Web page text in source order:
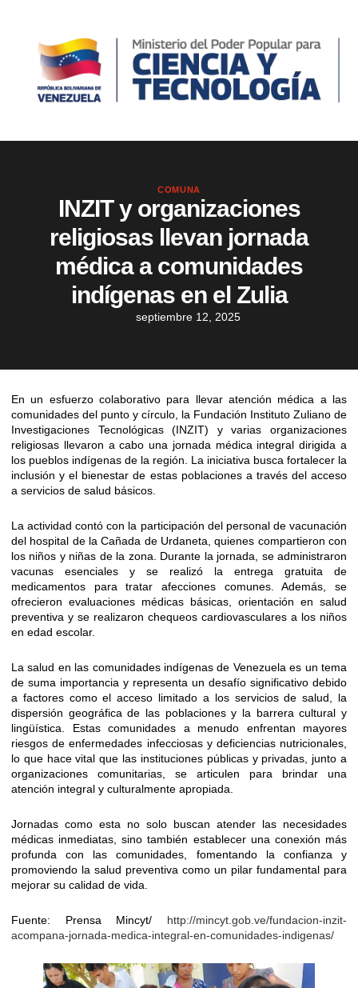
COMUNA
INZIT y organizaciones
religiosas llevan jornada
médica a comunidades
indígenas en el Zulia
septiembre 12, 2025
En un esfuerzo colaborativo para llevar atención médica a las
comunidades del punto y círculo, la Fundación Instituto Zuliano de
Investigaciones Tecnológicas (INZIT) y varias organizaciones
religiosas llevaron a cabo una jornada médica integral dirigida a
los pueblos indígenas de la región. La iniciativa busca fortalecer la
inclusión y el bienestar de estas poblaciones a través del acceso
a servicios de salud básicos.
La actividad contó con la participación del personal de vacunación
del hospital de la Cañada de Urdaneta, quienes compartieron con
los niños y niñas de la zona. Durante la jornada, se administraron
vacunas esenciales y se realizó la entrega gratuita de
medicamentos para tratar afecciones comunes. Además, se
ofrecieron evaluaciones médicas básicas, orientación en salud
preventiva y se realizaron chequeos cardiovasculares a los niños
en edad escolar.
La salud en las comunidades indígenas de Venezuela es un tema
de suma importancia y representa un desafío significativo debido
a factores como el acceso limitado a los servicios de salud, la
dispersión geográfica de las poblaciones y la barrera cultural y
lingüística. Estas comunidades a menudo enfrentan mayores
riesgos de enfermedades infecciosas y deficiencias nutricionales,
lo que hace vital que las instituciones públicas y privadas, junto a
organizaciones comunitarias, se articulen para brindar una
atención integral y culturalmente apropiada.
Jornadas como esta no solo buscan atender las necesidades
médicas inmediatas, sino también establecer una conexión más
profunda con las comunidades, fomentando la confianza y
promoviendo la salud preventiva como un pilar fundamental para
mejorar su calidad de vida.
Fuente: Prensa Mincyt/ http://mincyt.gob.ve/fundacion-inzit-
acompana-jornada-medica-integral-en-comunidades-indigenas/